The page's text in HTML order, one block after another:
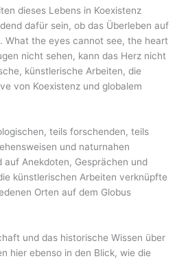
dieses Lebens in Koexistenz
dafür sein, ob das Überleben auf
What the eyes cannot see, the heart
nicht sehen, kann das Herz nicht
künstlerische Arbeiten, die
von Koexistenz und globalem
teils forschenden, teils
und naturnahen
auf Anekdoten, Gesprächen und
künstlerischen Arbeiten verknüpfte
Orten auf dem Globus
und das historische Wissen über
hier ebenso in den Blick, wie die